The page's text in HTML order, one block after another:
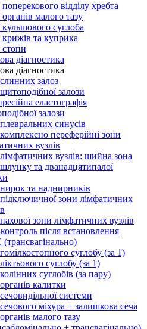
відділу хребта
малого тазу
суглоба
та куприка
діагностика
діагностика
залоз
залози
еластографія
залози
синусів
переферійні зони
вузлів
вузлів: шийна зона
та дванадцятипалої
та наднирників
зони лімфатичних
зони лімфатичних вузлів
після встановлення
суглобу (за 1)
суглобу (за 1)
суглобів (за пару)
калитки
системи
міхура + залишкова сеча
малого тазу